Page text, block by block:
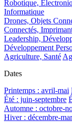
Robotique,
Informatique
Drones, Objets
Connectés,
Leadership,
Développement
Agriculture, Santé
Dates
Printemps : avril-mai
Été : juin-septembre
Automne : octobre-
Hiver : décembre-